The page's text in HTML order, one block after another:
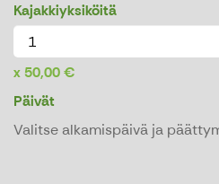
Kajakkiyksiköitä
50,00 €
Päivät
Valitse alkamispäivä ja